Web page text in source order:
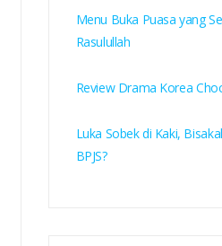
Menu Buka Puasa yang
Rasulullah
Review Drama Korea
Luka Sobek di Kaki,
BPJS?